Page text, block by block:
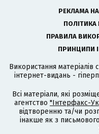
РЕКЛАМА НА
ПОЛІТИКА
ПРАВИЛА
ПРИНЦИПИ
Використання
інтернет-видань -
Всі матеріали, які
агентство "Інтерфакс-
відтворенню та/чи
інакше як з